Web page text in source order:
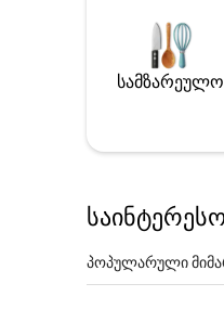
სამზარეულო
პოპულარული